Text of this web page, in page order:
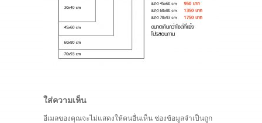
ใส่ความเห็น
อีเมลของคุณจะไม่แสดงให้คนอื่นเห็น ช่องข้อมูลจำเป็นถูก